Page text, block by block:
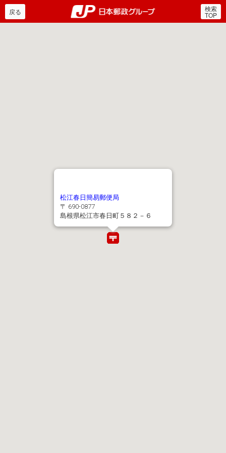
郵便局・日本郵政グルー
戻る 検索
TOP
松江春日簡易郵便局
〒 690-0877
島根県松江市春日町５８２－６